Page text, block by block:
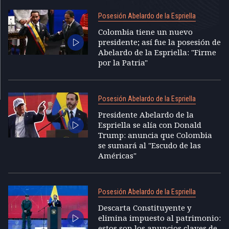
Posesión Abelardo de la Espriella
Colombia tiene un nuevo
presidente; así fue la posesión de
Abelardo de la Espriella: "Firme
por la Patria"
Posesión Abelardo de la Espriella
Presidente Abelardo de la
Espriella se alía con Donald
Trump: anuncia que Colombia
se sumará al "Escudo de las
Américas"
Posesión Abelardo de la Espriella
Descarta Constituyente y
elimina impuesto al patrimonio: